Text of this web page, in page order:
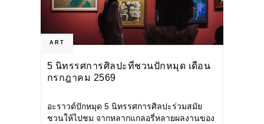
ART
5 นิทรรศการศิลปะที่ชวนปักหมุด เดือน
กรกฎาคม 2569
อะราวด์ปักหมุด 5 นิทรรศการศิลปะร่วมสมัย
ชวนให้ไปชม จากหลากแกลอรี่หลายผลงานของ